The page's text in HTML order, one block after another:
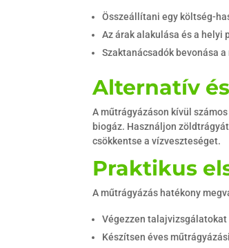
Összeállítani egy költség-
Az árak alakulása és a helyi
Szaktanácsadók bevonása
Alternatív
A műtrágyázáson kívül
biogáz. Használjon
csökkentse a vízveszteséget.
Praktikus
A műtrágyázás hatékony
Végezzen
Készítsen éves